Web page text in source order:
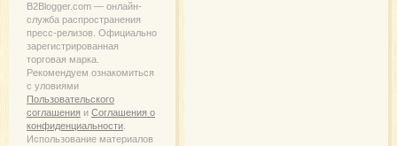
B2Blogger.com — онлайн-
служба распространения
пресс-релизов. Официально
зарегистрированная
торговая марка.
Рекомендуем ознакомиться
с уловиями
Пользовательского
соглашения и Соглашения о
конфиденциальности.
Использование материалов